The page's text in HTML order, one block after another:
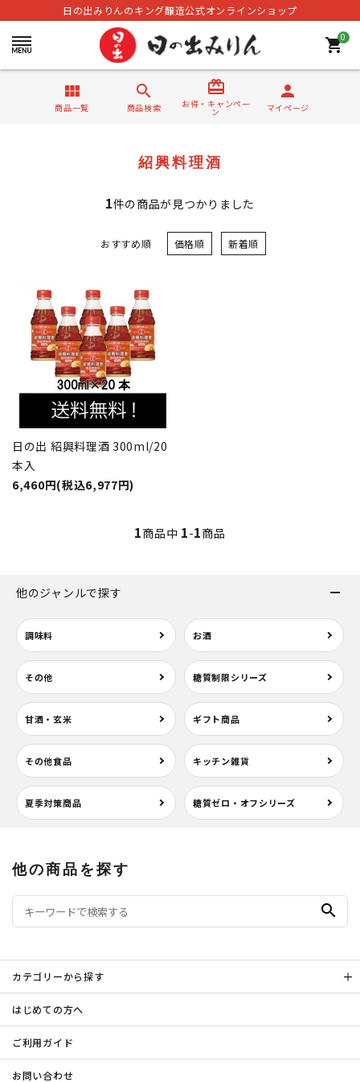
日の出みりんのキング醸造公式オンラインショップ
0
shopping_cart
view_module
商品一覧
search
商品検索
card_giftcard
お得・キャンペー
ン
person
マイページ
紹興料理酒
1件の商品が見つかりました
おすすめ順 価格順 新着順
日の出 紹興料理酒 300ml/20
本入
6,460円(税込6,977円)
1商品中 1-1商品
他のジャンルで探す
調味料 お酒
その他 糖質制限シリーズ
甘酒・玄米 ギフト商品
その他食品 キッチン雑貨
夏季対策商品 糖質ゼロ・オフシリーズ
他の商品を探す
search
カテゴリーから探す
はじめての方へ
ご利用ガイド
お問い合わせ